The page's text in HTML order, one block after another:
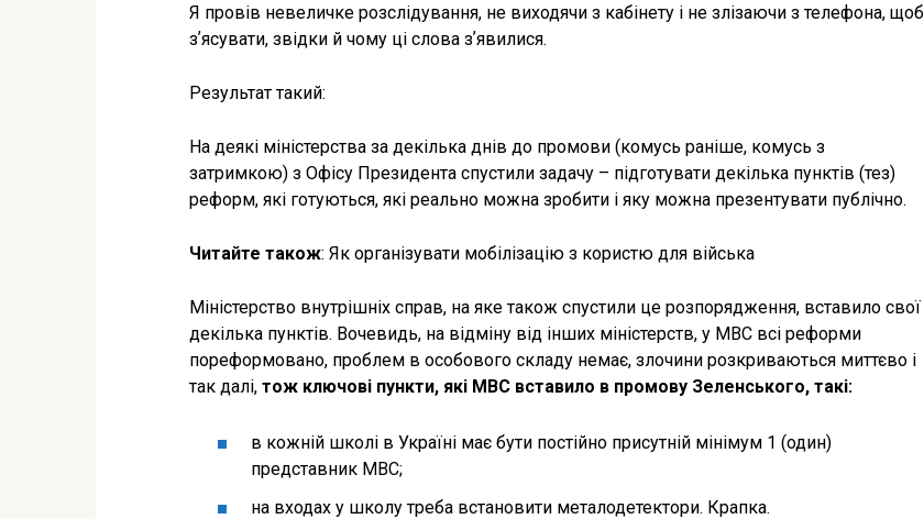
Я провів невеличке розслідування, не виходячи з кабінету і не злізаючи з телефона, щоб
зʼясувати, звідки й чому ці слова зʼявилися.
Результат такий:
На деякі міністерства за декілька днів до промови (комусь раніше, комусь з
затримкою) з Офісу Президента спустили задачу – підготувати декілька пунктів (тез)
реформ, які готуються, які реально можна зробити і яку можна презентувати публічно.
Читайте також: Як організувати мобілізацію з користю для війська
Міністерство внутрішніх справ, на яке також спустили це розпорядження, вставило свої
декілька пунктів. Вочевидь, на відміну від інших міністерств, у МВС всі реформи
пореформовано, проблем в особового складу немає, злочини розкриваються миттєво і
так далі, тож ключові пункти, які МВС вставило в промову Зеленського, такі:
в кожній школі в Україні має бути постійно присутній мінімум 1 (один)
представник МВС;
на входах у школу треба встановити металодетектори. Крапка.